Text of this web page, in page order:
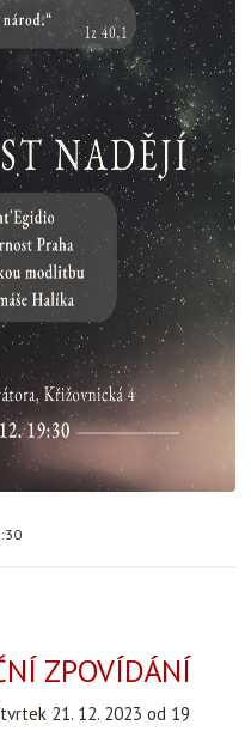
ZPOVÍDÁNÍ
21. 12. 2023 od 19